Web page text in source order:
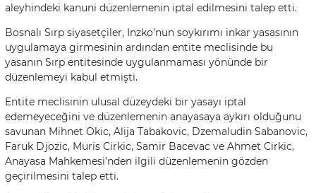
aleyhindeki kanuni düzenlemenin iptal edilmesini talep etti.
Bosnalı Sırp siyasetçiler, Inzko’nun soykırımı inkar yasasının
uygulamaya girmesinin ardından entite meclisinde bu
yasanın Sırp entitesinde uygulanmaması yönünde bir
düzenlemeyi kabul etmişti.
Entite meclisinin ulusal düzeydeki bir yasayı iptal
edemeyeceğini ve düzenlemenin anayasaya aykırı olduğunu
savunan Mihnet Okic, Alija Tabakovic, Dzemaludin Sabanovic,
Faruk Djozic, Muris Cirkic, Samir Bacevac ve Ahmet Cirkic,
Anayasa Mahkemesi’nden ilgili düzenlemenin gözden
geçirilmesini talep etti.